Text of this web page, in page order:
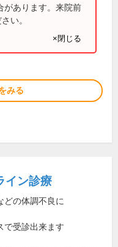
があります。来院前
い。
×閉じる
みる
イン診療
どの体調不良に
で受診出来ます